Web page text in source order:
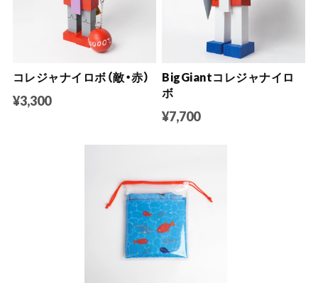
コレジャナイロボ（敵・赤）
¥3,300
BigGiantコレジャナイロ
ボ
¥7,700